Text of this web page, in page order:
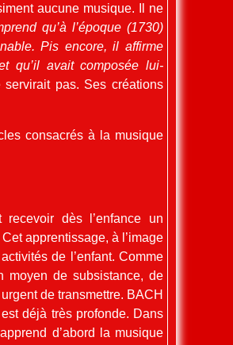
aucune musique. Il ne
qu’à l’époque (1730)
Pis encore, il affirme
qu’il avait composée lui-
pas. Ses créations
consacrés à la musique
recevoir dès l’enfance un
apprentissage, à l’image
de l’enfant. Comme
moyen de subsistance, de
de transmettre. BACH
déjà très profonde. Dans
d’abord la musique